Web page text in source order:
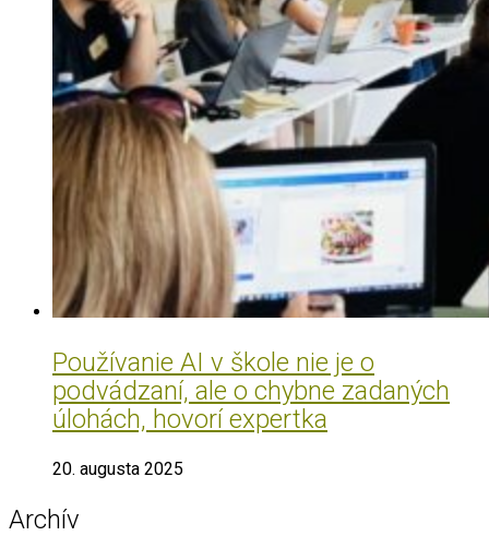
Používanie AI v škole nie je o
podvádzaní, ale o chybne zadaných
úlohách, hovorí expertka
20. augusta 2025
Archív